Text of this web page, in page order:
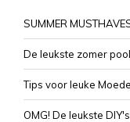
SUMMER
De leukste zomer
Tips voor leuke
OMG! De leukste DIY's